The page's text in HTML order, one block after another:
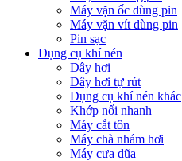
Máy vặn ốc dùng pin
Máy vặn vít dùng pin
Pin sạc
Dụng cụ khí nén
Dây hơi
Dây hơi tự rút
Dụng cụ khí nén khác
Khớp nối nhanh
Máy cắt tôn
Máy chà nhám hơi
Máy cưa dũa